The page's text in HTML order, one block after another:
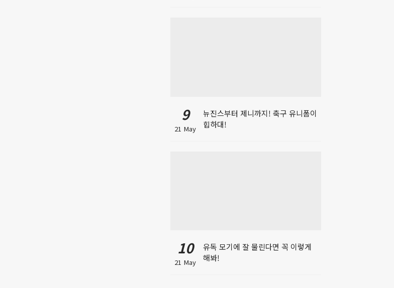
9
21 May
뉴진스부터 제니까지! 축구 유니폼이
힙하대!
10
21 May
유독 모기에 잘 물린다면 꼭 이렇게
해봐!